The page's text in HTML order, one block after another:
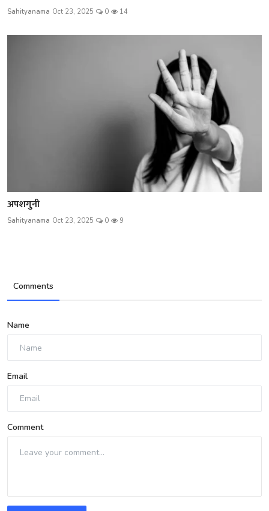
Sahityanama Oct 23, 2025 0 14
अपशगुनी
Sahityanama Oct 23, 2025 0 9
Comments
Name
Email
Comment